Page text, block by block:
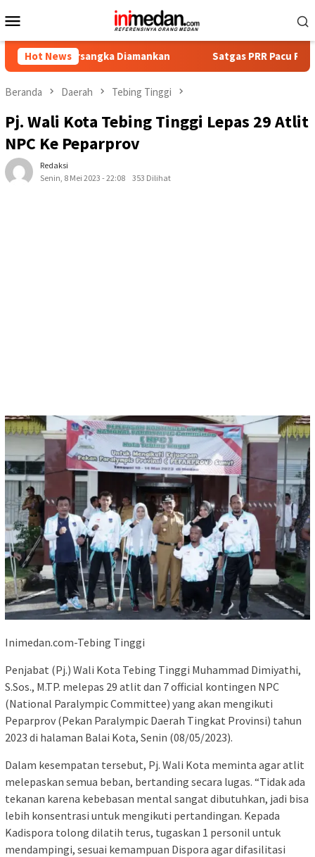
ke
Mobile
Hot News
Diamankan Satgas PRR Pacu Realisasi
Beranda Daerah Tebing Tinggi
Pj. Wali Kota Tebing Tinggi Lepas 29 Atlit
NPC Ke Peparprov
Redaksi
Senin, 8 Mei 2023 - 22:08
353 Dilihat
Inimedan.com-Tebing Tinggi
Penjabat (Pj.) Wali Kota Tebing Tinggi Muhammad Dimiyathi,
S.Sos., M.TP. melepas 29 atlit dan 7 official kontingen NPC
(National Paralympic Committee) yang akan mengikuti
Peparprov (Pekan Paralympic Daerah Tingkat Provinsi) tahun
2023 di halaman Balai Kota, Senin (08/05/2023).
Dalam kesempatan tersebut, Pj. Wali Kota meminta agar atlit
melepaskan semua beban, bertanding secara lugas. “Tidak ada
tekanan karena kebebasan mental sangat dibutuhkan, jadi bisa
lebih konsentrasi untuk mengikuti pertandingan. Kepada
Kadispora tolong dilatih terus, tugaskan 1 personil untuk
mendampingi, sesuai kemampuan Dispora agar difasilitasi